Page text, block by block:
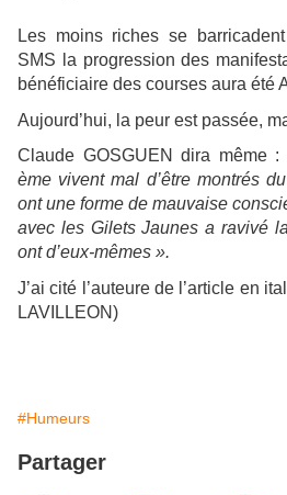
Les moins riches se
SMS la progression des
bénéficiaire des courses aura été
Aujourd’hui, la peur est passée,
Claude GOSGUEN dira même :
ème vivent mal d’être montrés
ont une forme de mauvaise
avec les Gilets Jaunes a ravivé
ont d’eux-mêmes ».
J’ai cité l’auteure de l’article en
LAVILLEON)
#Humeurs
Partager